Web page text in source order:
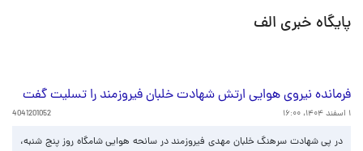
پایگاه خبری الف
فرمانده نیروی هوایی ارتش شهادت خلبان فیروزمند را تسلیت گفت
۱ اسفند ۱۴۰۴، ۱۶:۰۰ 4041201052
در پی شهادت سرهنگ خلبان مهدی فیروزمند در سانحه هوایی شامگاه روز پنج شنبه،